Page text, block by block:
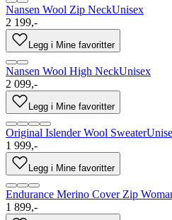
Nansen Wool Zip NeckUnisex
2 199,-
Legg i Mine favoritter
Nansen Wool High NeckUnisex
2 099,-
Legg i Mine favoritter
Original Islender Wool Sweater
1 999,-
Legg i Mine favoritter
Endurance Merino Cover Zip
1 899,-